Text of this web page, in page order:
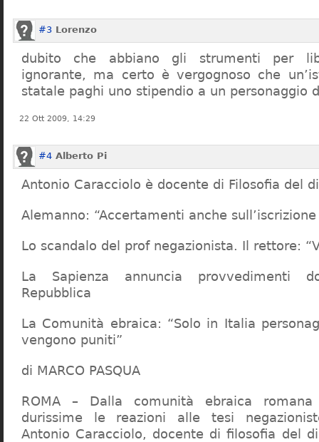
#3 Lorenzo
dubito che abbiano gli strumenti per
ignorante, ma certo è vergognoso che
statale paghi uno stipendio a un personaggio
22 Ott 2009, 14:29
#4 Alberto Pi
Antonio Caracciolo è docente di Filosofia del
Alemanno: “Accertamenti anche
Lo scandalo del prof negazionista. Il rettore:
La Sapienza annuncia provvedimenti
Repubblica
La Comunità ebraica: “Solo in Italia
vengono puniti”
di MARCO PASQUA
ROMA – Dalla comunità ebraica
durissime le reazioni alle tesi
Antonio Caracciolo, docente di filosofia del